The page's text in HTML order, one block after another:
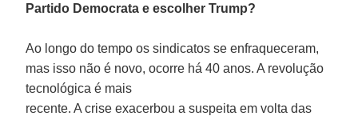
Partido Democrata e escolher Trump?
Ao longo do tempo os sindicatos se enfraqueceram,
mas isso não é novo, ocorre há 40 anos. A revolução
tecnológica é mais
recente. A crise exacerbou a suspeita em volta das